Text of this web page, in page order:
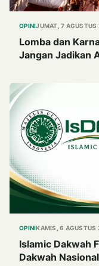
OPINIJUMAT, 7
Lomba dan
Jangan Jadikan
OPINIKAMIS, 6 AGUSTUS
Islamic Dakwah
Dakwah